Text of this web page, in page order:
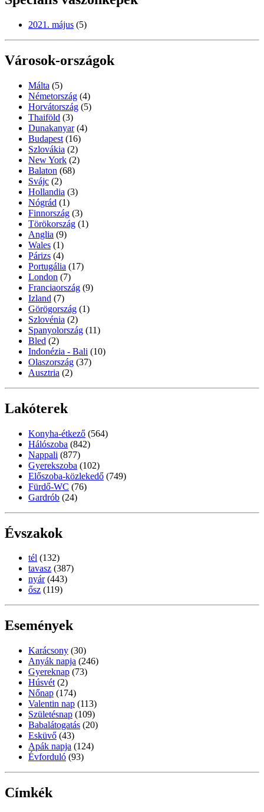
2021. május (5)
Városok-országok
Málta (5)
Németország (4)
Horvátország (5)
Thaiföld (3)
Dunakanyar (4)
Budapest (16)
Szlovákia (2)
New York (2)
Balaton (68)
Svájc (2)
Hollandia (3)
Nógrád (1)
Finnország (3)
Törökország (1)
Anglia (9)
Wales (1)
Párizs (4)
Portugália (17)
London (7)
Franciaország (9)
Izland (7)
Görögország (1)
Szlovénia (2)
Spanyolország (11)
Bled (2)
Indonézia - Bali (10)
Olaszország (37)
Ausztria (2)
Lakóterek
Konyha-étkező (564)
Hálószoba (842)
Nappali (877)
Gyerekszoba (102)
Előszoba-közlekedő (749)
Fürdő-WC (76)
Gardrób (24)
Évszakok
tél (132)
tavasz (387)
nyár (443)
ősz (119)
Események
Karácsony (30)
Anyák napja (246)
Gyereknap (73)
Húsvét (2)
Nőnap (174)
Valentin nap (113)
Születésnap (109)
Babalátogatás (20)
Esküvő (43)
Apák napja (124)
Évforduló (93)
Címkék